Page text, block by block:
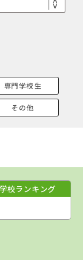
専門学校生
その他
校ランキング